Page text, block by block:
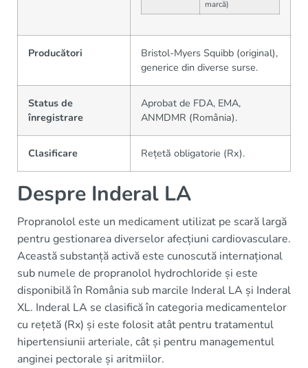
marcă)
Producători
Bristol-Myers Squibb (original),
generice din diverse surse.
Status de
înregistrare
Aprobat de FDA, EMA,
ANMDMR (România).
Clasificare Rețetă obligatorie (Rx).
Despre Inderal LA
Propranolol este un medicament utilizat pe scară largă
pentru gestionarea diverselor afecțiuni cardiovasculare.
Această substanță activă este cunoscută internațional
sub numele de propranolol hydrochloride și este
disponibilă în România sub marcile Inderal LA și Inderal
XL. Inderal LA se clasifică în categoria medicamentelor
cu rețetă (Rx) și este folosit atât pentru tratamentul
hipertensiunii arteriale, cât și pentru managementul
anginei pectorale și aritmiilor.